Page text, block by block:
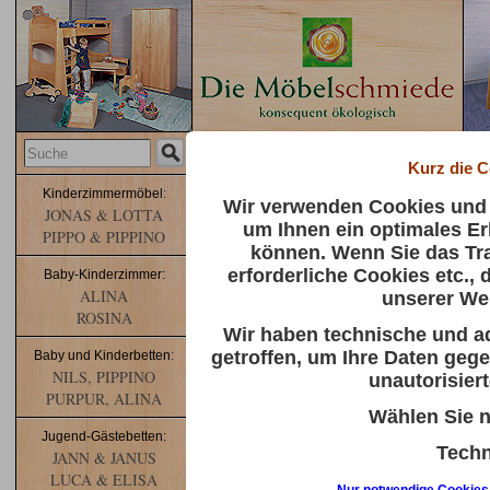
Kinderzimmermöbel :
JONAS & LOTTA
PIPPO & PIPPINO
Baby-Kinderzimmer:
ALINA
ROSINA
Baby und Kinderbetten:
NILS, PIPPINO
PURPUR, ALINA
Jugend-Gästebetten:
JANN & JANUS
LUCA & ELISA
Wir
Den Biomöbel
Nachname*
Kurz die
Wir verwenden Cookies
um Ihnen ein optimales
können. Wenn Sie das
erforderliche Cookies etc.,
unserer
Wir haben technische und
getroffen, um Ihre Daten
Wählen Sie